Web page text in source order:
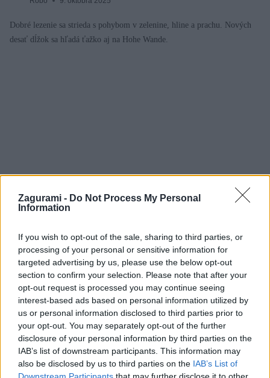
Zagurami - Do Not Process My Personal
Information
If you wish to opt-out of the sale, sharing to third parties, or
processing of your personal or sensitive information for
targeted advertising by us, please use the below opt-out
section to confirm your selection. Please note that after your
opt-out request is processed you may continue seeing
interest-based ads based on personal information utilized by
us or personal information disclosed to third parties prior to
your opt-out. You may separately opt-out of the further
disclosure of your personal information by third parties on the
IAB’s list of downstream participants. This information may
also be disclosed by us to third parties on the IAB’s List of
Downstream Participants that may further disclose it to other
Dobré lezenie sa strieda s pohybom v zelenine, hline a prachu. Nových
desať dĺžok sa hľadá ťažko aj na Hohe Wande.
Na Pálave buď cvakneš prvé istenie, alebo
zomrieš
Robo 30. septembra 2025
Jeden z najstarších cvičných lezeckých terénov v Česku leží v čarovnom
prostredí nad vinicami a je charakteristický riadne podhodnotenou
obtiažnosťou ciest.